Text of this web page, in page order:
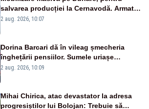
salvarea producției la Cernavodă. Armata
va detona o stâncă și va devia apa
2 aug. 2026, 10:07
Dorina Barcari dă în vileag șmecheria
înghețării pensiilor. Sumele uriașe
pierdute de fiecare român
2 aug. 2026, 10:09
Mihai Chirica, atac devastator la adresa
progresiștilor lui Bolojan: Trebuie să